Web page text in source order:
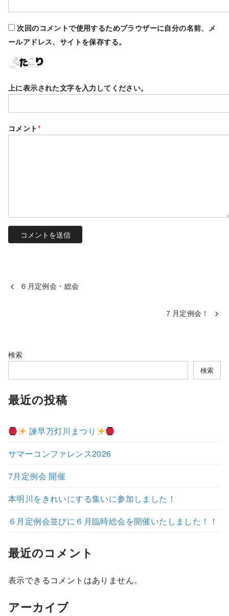
次回のコメントで使用するためブラウザーに自分の名前、メ
ールアドレス、サイトを保存する。
上に表示された文字を入力してください。
コメント*
６月定例会・総会
７月定例会！
検索
検索
最近の投稿
諫早万灯川まつり
サマーコンファレンス2026
7月定例会 開催
本明川をきれいにする集いに参加しました！
６月定例会並びに６月臨時総会を開催いたしました！！
最近のコメント
表示できるコメントはありません。
アーカイブ